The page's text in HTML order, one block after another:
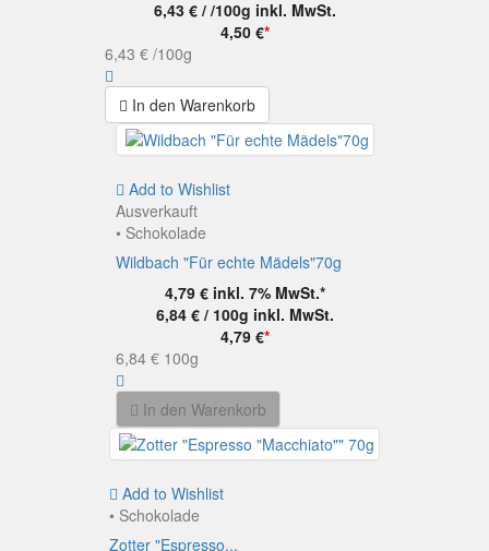
6,43 € / /100g inkl. MwSt.
4,50 €*
6,43 € /100g
In den Warenkorb
Add to Wishlist
Ausverkauft
• Schokolade
Wildbach "Für echte Mädels"70g
4,79 € inkl. 7% MwSt.*
6,84 € / 100g inkl. MwSt.
4,79 €*
6,84 € 100g
In den Warenkorb
Add to Wishlist
• Schokolade
Zotter "Espresso...